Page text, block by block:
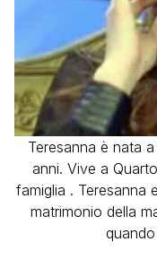
Teresanna è nata
anni. Vive a
famiglia . Teresanna
matrimonio della